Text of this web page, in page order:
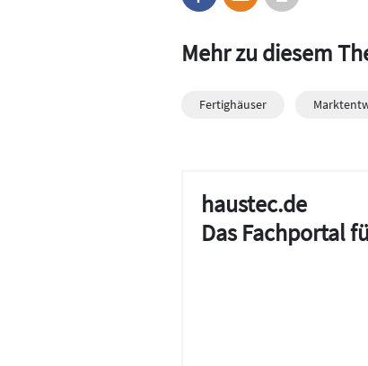
Mehr zu diesem
Fertighäuser
haustec.de
Das Fachportal